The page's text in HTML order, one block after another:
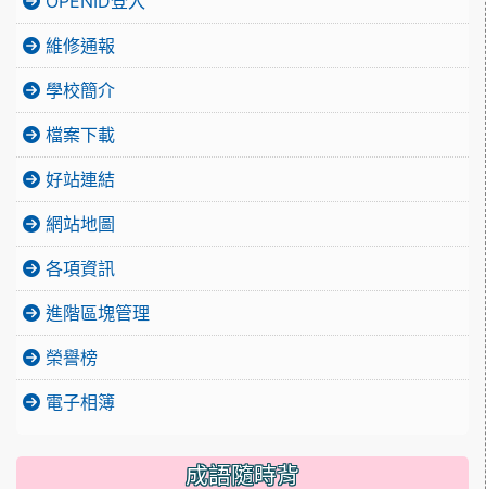
維修通報
學校簡介
檔案下載
好站連結
網站地圖
各項資訊
進階區塊管理
榮譽榜
電子相簿
成語隨時背